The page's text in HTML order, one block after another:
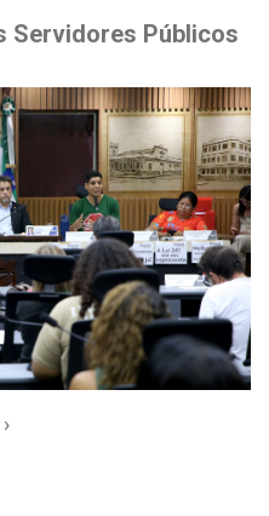
Servidores Públicos
›